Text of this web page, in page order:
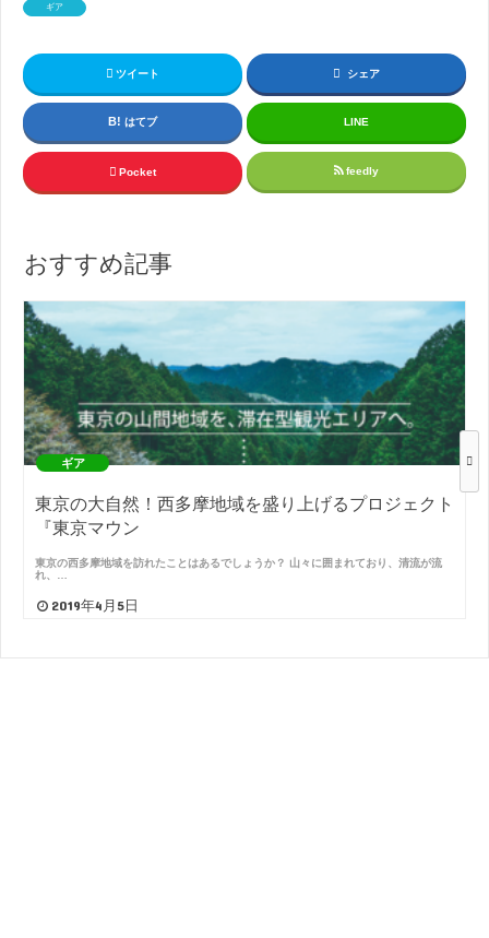
ギア
ツイート シェア
はてブ LINE
Pocket feedly
おすすめ記事
ギア
東京の大自然！西多摩地域を盛り上げるプロジェクト
『東京マウン
東京の西多摩地域を訪れたことはあるでしょうか？ 山々に囲まれており、清流が流
れ、…
2019年4月5日